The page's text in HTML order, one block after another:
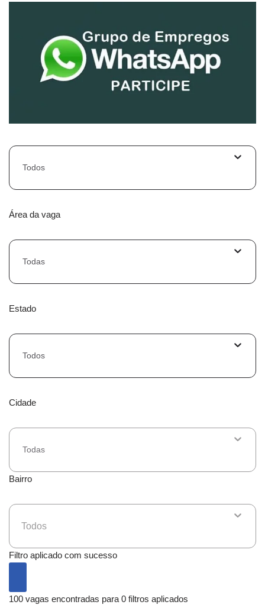
Todos
Área da vaga
Todas
Estado
Todos
Cidade
Todas
Bairro
Todos
Filtro aplicado com sucesso
100 vagas encontradas para 0 filtros aplicados